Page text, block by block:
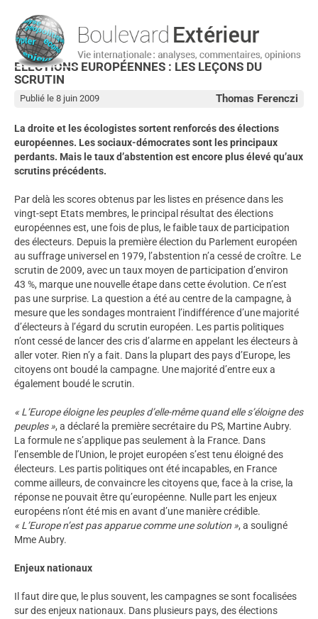
ELECTIONS EUROPÉENNES : LES LEÇONS DU
SCRUTIN
Thomas Ferenczi
Publié le 8 juin 2009
La droite et les écologistes sortent renforcés des élections
européennes. Les sociaux-démocrates sont les principaux
perdants. Mais le taux d’abstention est encore plus élevé qu’aux
scrutins précédents.
Par delà les scores obtenus par les listes en présence dans les
vingt-sept Etats membres, le principal résultat des élections
européennes est, une fois de plus, le faible taux de participation
des électeurs. Depuis la première élection du Parlement européen
au suffrage universel en 1979, l’abstention n’a cessé de croître. Le
scrutin de 2009, avec un taux moyen de participation d’environ
43 %, marque une nouvelle étape dans cette évolution. Ce n’est
pas une surprise. La question a été au centre de la campagne, à
mesure que les sondages montraient l’indifférence d’une majorité
d’électeurs à l’égard du scrutin européen. Les partis politiques
n’ont cessé de lancer des cris d’alarme en appelant les électeurs à
aller voter. Rien n’y a fait. Dans la plupart des pays d’Europe, les
citoyens ont boudé la campagne. Une majorité d’entre eux a
également boudé le scrutin.
« L’Europe éloigne les peuples d’elle-même quand elle s’éloigne des
peuples », a déclaré la première secrétaire du PS, Martine Aubry.
La formule ne s’applique pas seulement à la France. Dans
l’ensemble de l’Union, le projet européen s’est tenu éloigné des
électeurs. Les partis politiques ont été incapables, en France
comme ailleurs, de convaincre les citoyens que, face à la crise, la
réponse ne pouvait être qu’européenne. Nulle part les enjeux
européens n’ont été mis en avant d’une manière crédible.
« L’Europe n’est pas apparue comme une solution », a souligné
Mme Aubry.
Enjeux nationaux
Il faut dire que, le plus souvent, les campagnes se sont focalisées
sur des enjeux nationaux. Dans plusieurs pays, des élections